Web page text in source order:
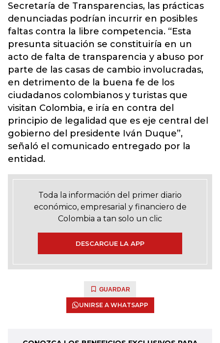
Secretaría de Transparencias, las prácticas
denunciadas podrían incurrir en posibles
faltas contra la libre competencia. “Esta
presunta situación se constituiría en un
acto de falta de transparencia y abuso por
parte de las casas de cambio involucradas,
en detrimento de la buena fe de los
ciudadanos colombianos y turistas que
visitan Colombia, e iría en contra del
principio de legalidad que es eje central del
gobierno del presidente Iván Duque”,
señaló el comunicado entregado por la
entidad.
Toda la información del primer diario
económico, empresarial y financiero de
Colombia a tan solo un clic
DESCARGUE LA APP
GUARDAR
UNIRSE A WHATSAPP